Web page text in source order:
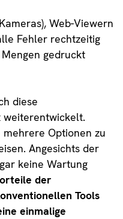
Web-Viewern
Fehler rechtzeitig
gedruckt
diese
Optionen zu
Angesichts der
keine Wartung
der
Tools
einmalige